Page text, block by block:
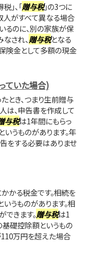
」、「贈与税」の3つに
人がすべて異なる場合
るのに、別の家族が保
され、贈与税となる
険金として多額の現金
ていた場合)
とき、つまり生前贈与
は、申告書を作成して
与税は1年間にもらっ
うものがあります。年
をする必要はありませ
かる税金です。相続を
うものがあります。相
きます。贈与税は1
基礎控除額というもの
110万円を超えた場合